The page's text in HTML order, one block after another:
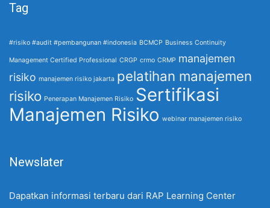
Tag
#risiko #audit #pembangunan #indonesia BCMCP Business Continuity
Management Certified Professional CRGP crmo CRMP manajemen
risiko manajemen risiko jakarta pelatihan manajemen
risiko Penerapan Manajemen Risiko Sertifikasi
Manajemen Risiko webinar manajemen risiko
Newslater
Dapatkan informasi terbaru dari RAP Learning Center